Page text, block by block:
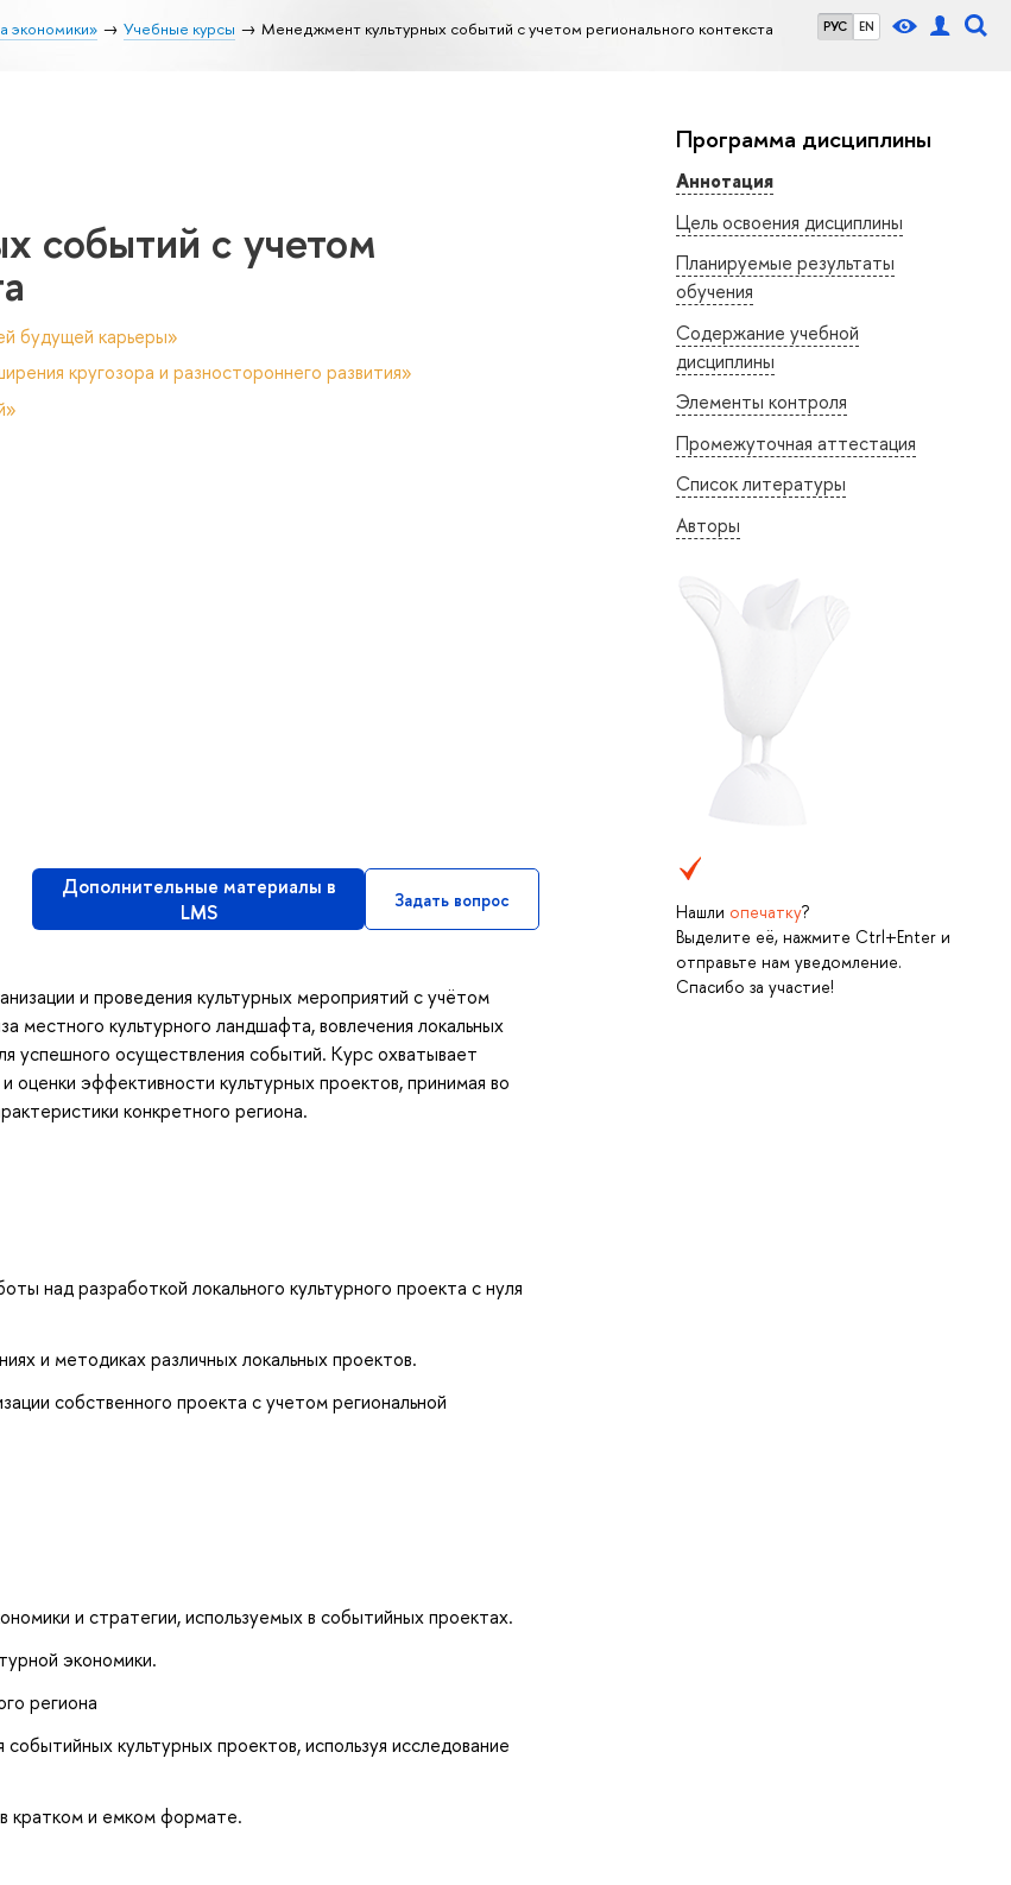
РУС EN
экономики» Учебные курсы Менеджмент культурных событий с учетом регионального контекста
Программа дисциплины
Аннотация
Цель освоения дисциплины
Планируемые результаты
обучения
Содержание учебной
дисциплины
Элементы контроля
Промежуточная аттестация
Список литературы
Авторы
Нашли опечатку?
Выделите её, нажмите Ctrl+Enter и
отправьте нам уведомление.
Спасибо за участие!
событий с учетом
будущей карьеры»
кругозора и разностороннего развития»
Дополнительные материалы в
LMS
Задать вопрос
и проведения культурных мероприятий с учётом
культурного ландшафта, вовлечения локальных
успешного осуществления событий. Курс охватывает
оценки эффективности культурных проектов, принимая во
конкретного региона.
над разработкой локального культурного проекта с нуля
и методиках различных локальных проектов.
собственного проекта с учетом региональной
и стратегии, используемых в событийных проектах.
экономики.
региона
культурных проектов, используя исследование
кратком и емком формате.